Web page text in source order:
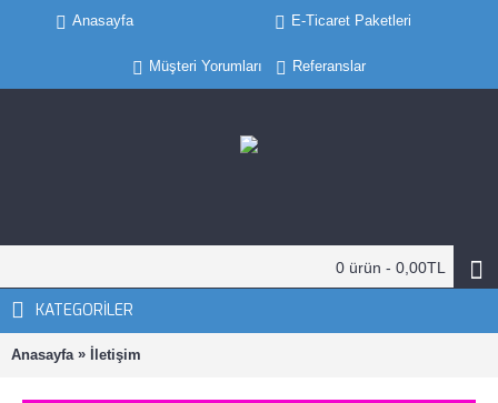
Anasayfa E-Ticaret Paketleri
Müşteri Yorumları Referanslar
0 ürün - 0,00TL
KATEGORILER
Anasayfa » İletişim